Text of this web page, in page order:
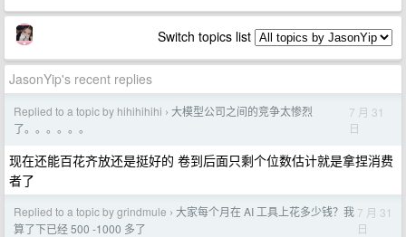
Switch topics list
JasonYip's recent replies
Replied to a topic by hihihihihi › 大模型公司之间的竞争太惨烈
了。。。。。。
7 月 31
日
现在还能百花齐放还是挺好的 卷到后面只剩个位数估计就是拿捏消费
者了
Replied to a topic by grindmule › 大家每个月在 AI 工具上花多少钱？我
算了下已经 500 -1000 多了
7 月 31
日